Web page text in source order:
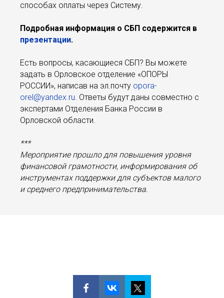
способах оплаты через Систему.
Подробная информация о СБП содержится в
презентации.
Есть вопросы, касающиеся СБП? Вы можете
задать в Орловское отделение «ОПОРЫ
РОССИИ», написав на эл.почту opora-
orel@yandex.ru. Ответы будут даны совместно с
экспертами Отделения Банка России в
Орловской области.
***
Мероприятие прошло для повышения уровня
финансовой грамотности, информирования об
инструментах поддержки для субъектов малого
и среднего предпринимательства.